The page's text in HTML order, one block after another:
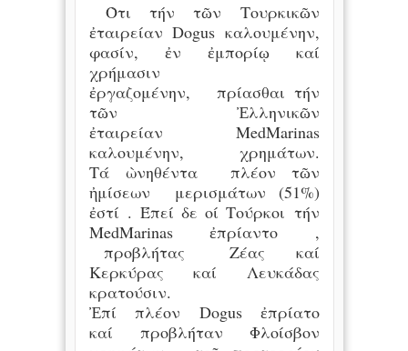
Ὸτι τήν τῶν Τουρκικῶν
ἐταιρείαν Dogus καλουμένην,
φασίν, ἐν ἐμπορίῳ καί
χρήμασιν
ἐργαζομένην, πρίασθαι τήν
τῶν Ἐλληνικῶν
ἐταιρείαν MedMarinas
καλουμένην, χρημάτων.
Τά ὼνηθέντα πλέον τῶν
ἠμίσεων μερισμάτων (51%)
ἐστί . Έπεί δε οί Τούρκοι τήν
MedMarinas ἐπρίαντο ,
προβλήτας Ζέας καί
Κερκύρας καί Λευκάδας
κρατούσιν.
Ἐπί πλέον Dogus ἐπρίατο
καί προβλήταν Φλοίσβον